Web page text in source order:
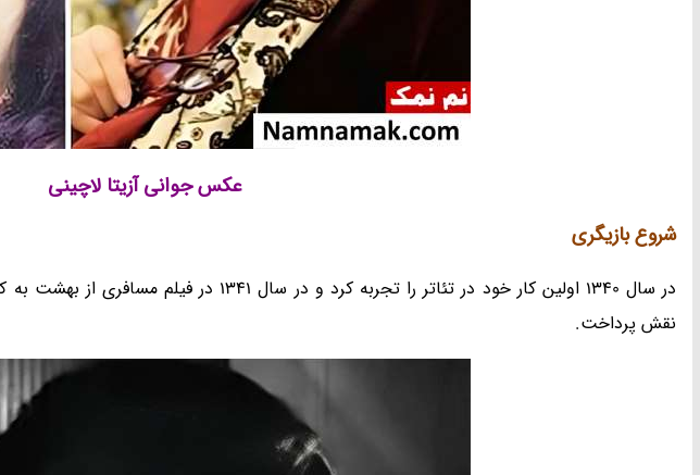
عکس جوانی آزیتا لاچینی
شروع بازیگری
در سال 1340 اولین کار خود در تئاتر را تجربه کرد
نقش پرداخت.